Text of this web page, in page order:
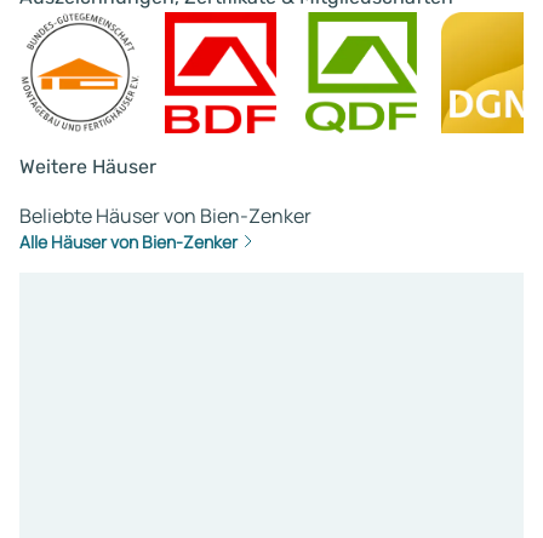
Weitere Häuser
Beliebte Häuser von Bien-Zenker
Alle Häuser von Bien-Zenker